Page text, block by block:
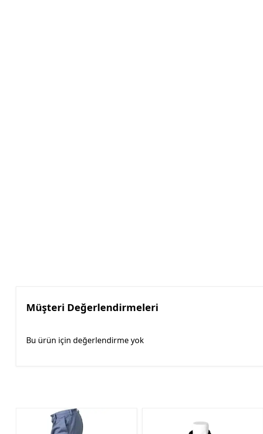
Müşteri Değerlendirmeleri
Bu ürün için değerlendirme yok